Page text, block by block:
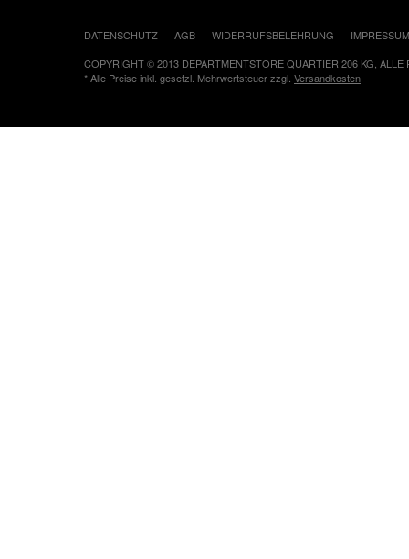
DATENSCHUTZ AGB WIDERRUFSBELEHRUNG
IMPRESSUM
COPYRIGHT © 2013 DEPARTMENTSTORE QUARTIER 206 KG, ALLE
* Alle Preise inkl. gesetzl. Mehrwertsteuer zzgl. Versandkosten